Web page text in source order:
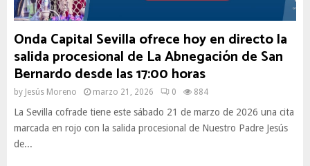
Onda Capital Sevilla ofrece hoy en directo la
salida procesional de La Abnegación de San
Bernardo desde las 17:00 horas
by Jesús Moreno marzo 21, 2026 0 884
La Sevilla cofrade tiene este sábado 21 de marzo de 2026 una cita
marcada en rojo con la salida procesional de Nuestro Padre Jesús
de...